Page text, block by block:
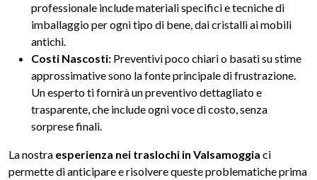
professionale include materiali specifici e tecniche di
imballaggio per ogni tipo di bene, dai cristalli ai mobili
antichi.
Costi Nascosti: Preventivi poco chiari o basati su stime
approssimative sono la fonte principale di frustrazione.
Un esperto ti fornirà un preventivo dettagliato e
trasparente, che include ogni voce di costo, senza
sorprese finali.
La nostra esperienza nei traslochi in Valsamoggia ci
permette di anticipare e risolvere queste problematiche prima